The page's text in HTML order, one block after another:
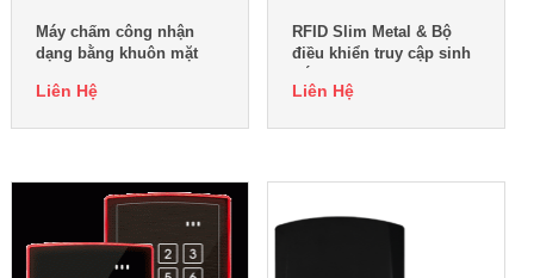
Máy chấm công nhận
dạng bằng khuôn mặt
Liên Hệ
RFID Slim Metal & Bộ
điều khiển truy cập sinh
Liên Hệ